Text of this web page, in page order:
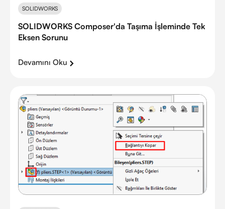
SOLIDWORKS
SOLIDWORKS Composer'da Taşıma İşleminde Tek
Eksen Sorunu
Devamını Oku